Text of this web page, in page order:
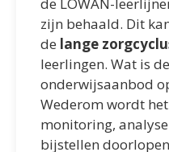
zijn behaald. Dit
de lange
leerlingen. Wat is
onderwijsaanbod
Wederom wordt
monitoring,
bijstellen